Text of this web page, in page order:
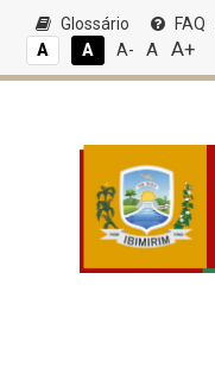
Glossário FAQ
A
A A- A A+